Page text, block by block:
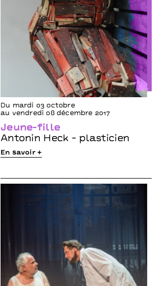
Du mardi 03 octobre
au vendredi 08 décembre 2017
Jeune-fille
Antonin Heck - plasticien
En savoir +